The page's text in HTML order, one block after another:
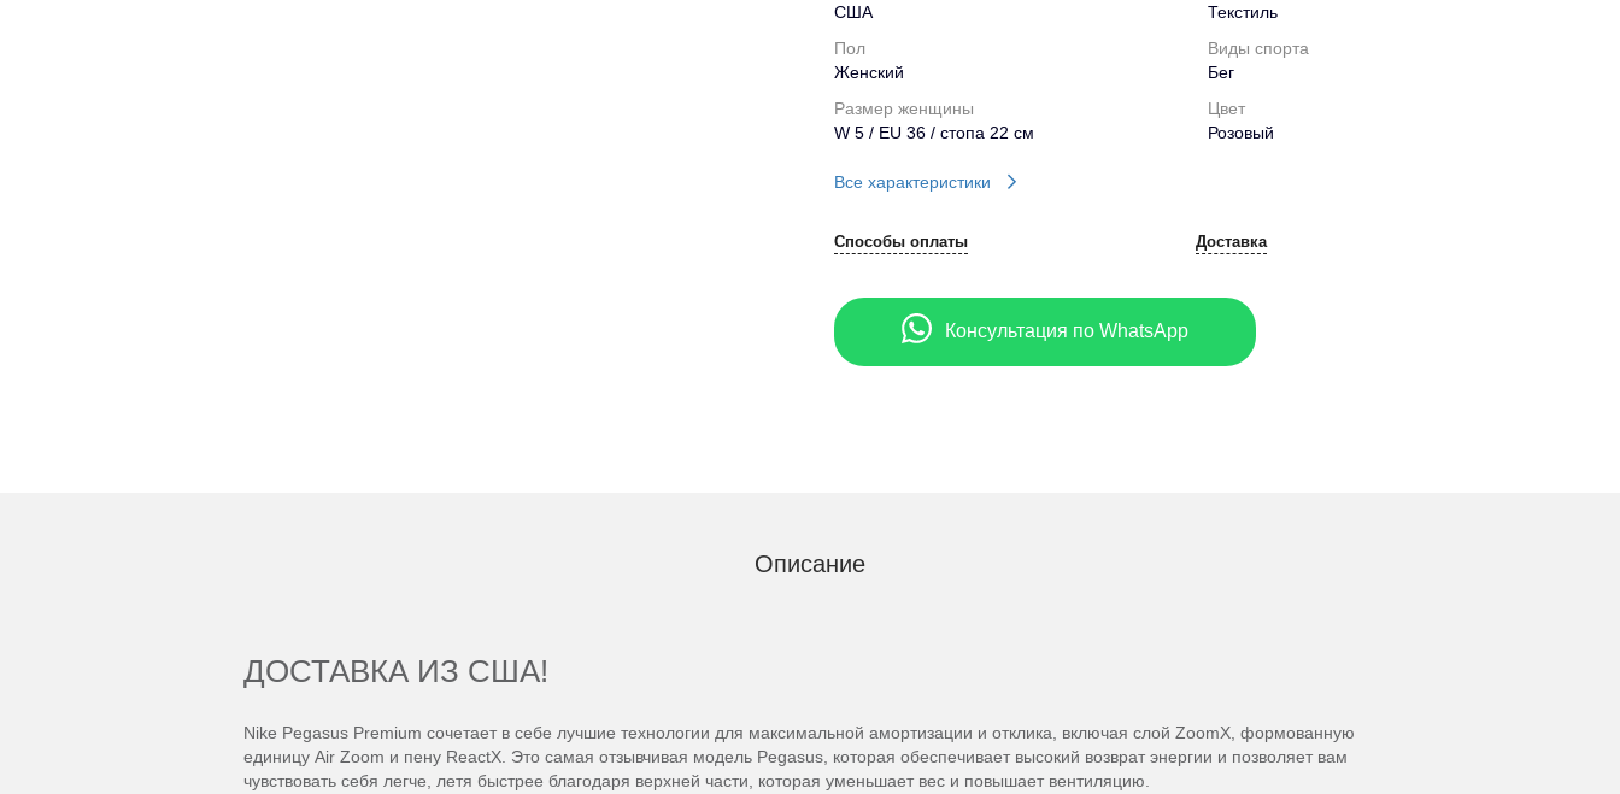
США
Текстиль
Пол
Женский
Виды спорта
Бег
Размер женщины
W 5 / EU 36 / стопа 22 см
Цвет
Розовый
Все характеристики
Способы оплаты Доставка
Консультация по WhatsApp
Описание
ДОСТАВКА ИЗ США!
Nike Pegasus Premium сочетает в себе лучшие технологии для максимальной амортизации и отклика, включая слой ZoomX, формованную
единицу Air Zoom и пену ReactX. Это самая отзывчивая модель Pegasus, которая обеспечивает высокий возврат энергии и позволяет вам
чувствовать себя легче, летя быстрее благодаря верхней части, которая уменьшает вес и повышает вентиляцию.